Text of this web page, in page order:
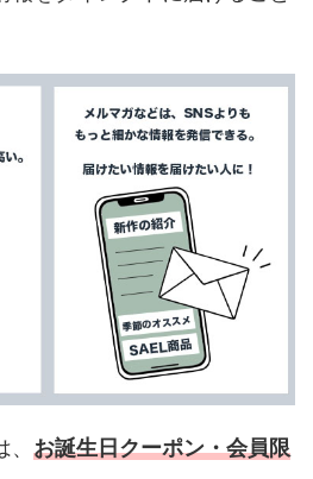
お誕生日クーポン・会員限